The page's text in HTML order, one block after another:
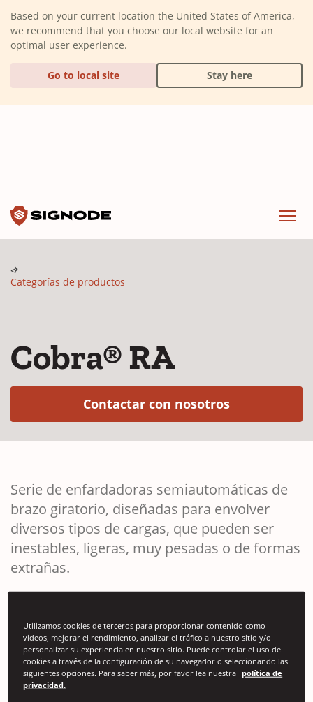
Based on your current location the United States of America,
we recommend that you choose our local website for an
optimal user experience.
Go to local site Stay here
Categorías de productos
Cobra® RA
Contactar con nosotros(Opens in a
Serie de enfardadoras semiautomáticas de
brazo giratorio, diseñadas para envolver
diversos tipos de cargas, que pueden ser
inestables, ligeras, muy pesadas o de formas
extrañas.
Utilizamos cookies de terceros para proporcionar contenido como
videos, mejorar el rendimiento, analizar el tráfico a nuestro sitio y/o
personalizar su experiencia en nuestro sitio. Puede controlar el uso de
cookies a través de la configuración de su navegador o seleccionando las
siguientes opciones. Para saber más, por favor lea nuestra política de
privacidad.